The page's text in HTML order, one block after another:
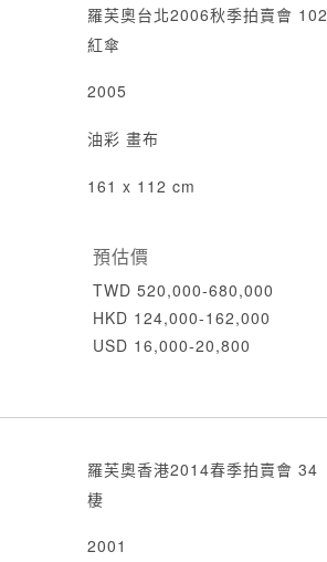
羅芙奧台北2006秋季拍賣會 102
紅傘
2005
油彩 畫布
161 x 112 cm
預估價
TWD 520,000-680,000
HKD 124,000-162,000
USD 16,000-20,800
羅芙奧香港2014春季拍賣會 34
棲
2001